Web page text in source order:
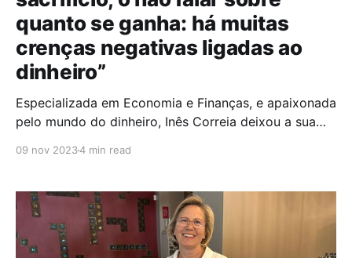
quanto se ganha: há muitas
crenças negativas ligadas ao
dinheiro”
Especializada em Economia e Finanças, e apaixonada
pelo mundo do dinheiro, Inês Correia deixou a sua
aprenderem a investir e a gerar riqueza. Em
entrevista ao Podcast Gender Calling, Inês confessa
que
09 nov 20234 min read